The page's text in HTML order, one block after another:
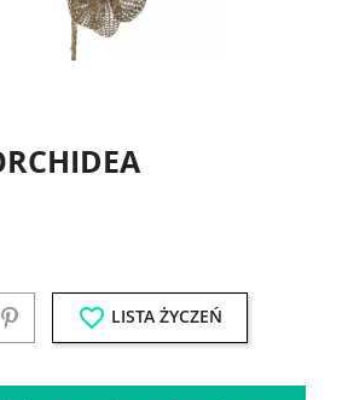
favorite_border LISTA ŻYCZEŃ